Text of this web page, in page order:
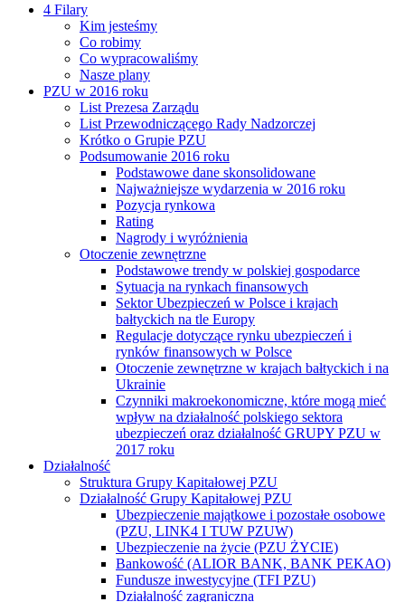
4 Filary
Kim jesteśmy
Co robimy
Co wypracowaliśmy
Nasze plany
PZU w 2016 roku
List Prezesa Zarządu
List Przewodniczącego Rady Nadzorczej
Krótko o Grupie PZU
Podsumowanie 2016 roku
Podstawowe dane skonsolidowane
Najważniejsze wydarzenia w 2016 roku
Pozycja rynkowa
Rating
Nagrody i wyróżnienia
Otoczenie zewnętrzne
Podstawowe trendy w polskiej gospodarce
Sytuacja na rynkach finansowych
Sektor Ubezpieczeń w Polsce i krajach
bałtyckich na tle Europy
Regulacje dotyczące rynku ubezpieczeń i
rynków finansowych w Polsce
Otoczenie zewnętrzne w krajach bałtyckich i na
Ukrainie
Czynniki makroekonomiczne, które mogą mieć
wpływ na działalność polskiego sektora
ubezpieczeń oraz działalność GRUPY PZU w
2017 roku
Działalność
Struktura Grupy Kapitałowej PZU
Działalność Grupy Kapitałowej PZU
Ubezpieczenie majątkowe i pozostałe osobowe
(PZU, LINK4 I TUW PZUW)
Ubezpieczenie na życie (PZU ŻYCIE)
Bankowość (ALIOR BANK, BANK PEKAO)
Fundusze inwestycyjne (TFI PZU)
Działalność zagraniczna